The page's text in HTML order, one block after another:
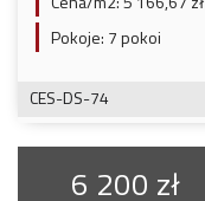
Pokoje: 7 pokoi
CES-DS-74
6 200 zł